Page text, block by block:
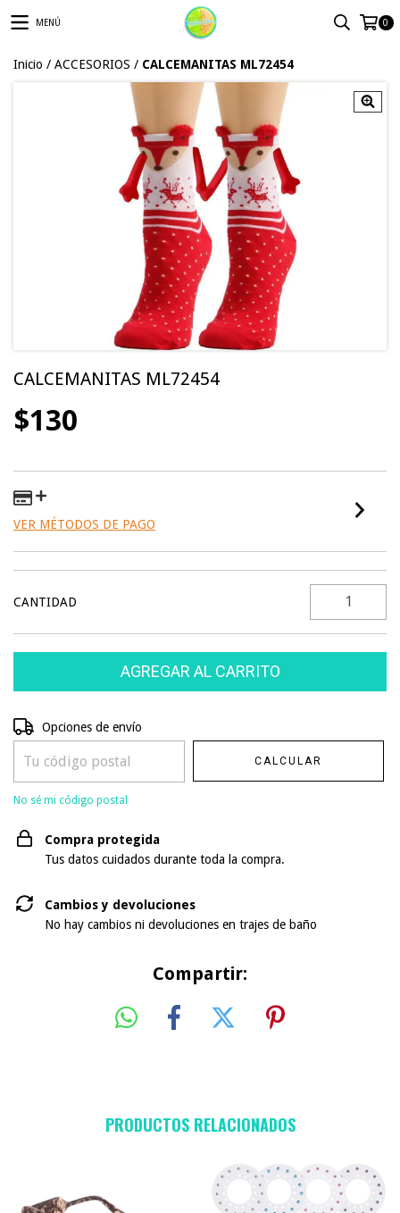
MENÚ 0
Inicio / ACCESORIOS / CALCEMANITAS ML72454
CALCEMANITAS ML72454
$130
VER MÉTODOS DE PAGO
CANTIDAD
Entregas para el CP:
Opciones de envío
CALCULAR
No sé mi código postal
Compra protegida
Tus datos cuidados durante toda la compra.
Cambios y devoluciones
No hay cambios ni devoluciones en trajes de baño
Compartir:
PRODUCTOS RELACIONADOS